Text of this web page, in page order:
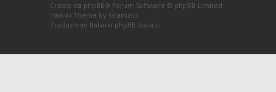
Creato da phpBB® Forum Software © phpBB Limited
Hawiki Theme by Gramziu
Traduzione Italiana phpBB-Italia.it